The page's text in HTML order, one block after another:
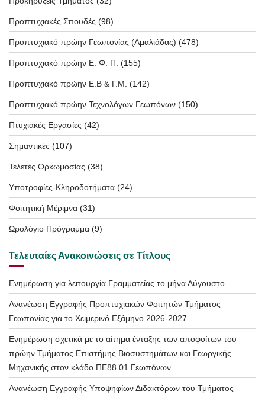
Προπτυχιακές Σπουδές (98)
Προπτυχιακό πρώην Γεωπονίας (Αμαλιάδας) (478)
Προπτυχιακό πρώην Ε. Φ. Π. (155)
Προπτυχιακό πρώην Ε.Β & Γ.Μ. (142)
Προπτυχιακό πρώην Τεχνολόγων Γεωπόνων (150)
Πτυχιακές Εργασίες (42)
Σημαντικές (107)
Τελετές Ορκωμοσίας (38)
Υποτροφίες-Κληροδοτήματα (24)
Φοιτητική Μέριμνα (31)
Ωρολόγιο Πρόγραμμα (9)
Τελευταίες Ανακοινώσεις σε Τίτλους
Ενημέρωση για λειτουργία Γραμματείας το μήνα Αύγουστο
Ανανέωση Εγγραφής Προπτυχιακών Φοιτητών Τμήματος
Γεωπονίας για το Χειμερινό Εξάμηνο 2026-2027
Ενημέρωση σχετικά με το αίτημα ένταξης των αποφοίτων του
πρώην Τμήματος Επιστήμης Βιοσυστημάτων και Γεωργικής
Μηχανικής στον κλάδο ΠΕ88.01 Γεωπόνων
Ανανέωση Εγγραφής Υποψηφίων Διδακτόρων του Τμήματος